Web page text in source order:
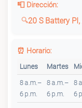
📮 Dirección:
20 S Battery
⏰ Horario:
Lunes Martes
8 a.m.–
6 p.m.
8 a.m.–
6 p.m.
8
6